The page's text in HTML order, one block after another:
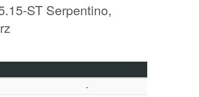
ST Serpentino,
-